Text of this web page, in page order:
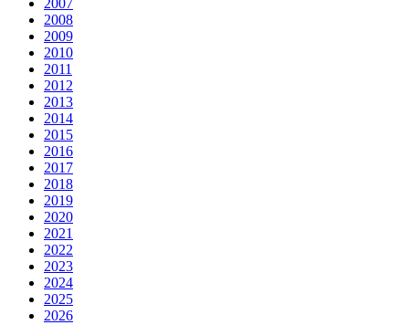
2007
2008
2009
2010
2011
2012
2013
2014
2015
2016
2017
2018
2019
2020
2021
2022
2023
2024
2025
2026